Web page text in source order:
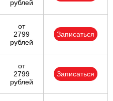
рублей
от
2799
рублей
Записаться
от
2799
рублей
Записаться